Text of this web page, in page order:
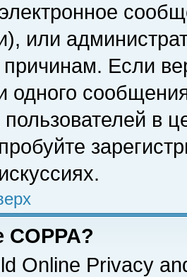
или
Если
одного
пользователей в
COPPA?
Online Privacy